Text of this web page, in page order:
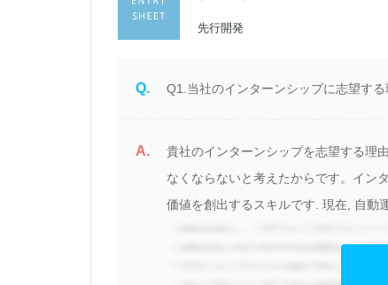
先行開発
Q. Q1.当社のインターンシップに志望す
A.
貴社のインターンシップを志望する理
なくならないと考えたからです。イン
価値を創出するスキルです. 現在, 自動